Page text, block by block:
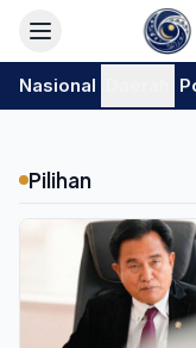
Nasional
Pilihan